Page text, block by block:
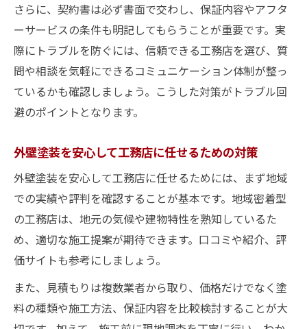
さらに、契約書は必ず書面で交わし、保証内容やアフタ
ーサービスの条件も明記してもらうことが重要です。実
際にトラブルを防ぐには、信頼できる工務店を選び、質
問や相談を気軽にできるコミュニケーション体制が整っ
ているかも確認しましょう。こうした対策がトラブル回
避のポイントとなります。
外壁塗装を安心して工務店に任せるための対策
外壁塗装を安心して工務店に任せるためには、まず地域
での実績や評判を確認することが基本です。地域密着型
の工務店は、地元の気候や建物特性を熟知しているた
め、適切な施工提案が期待できます。口コミや紹介、評
価サイトも参考にしましょう。
また、見積もりは複数業者から取り、価格だけでなく塗
料の種類や施工方法、保証内容を比較検討することが大